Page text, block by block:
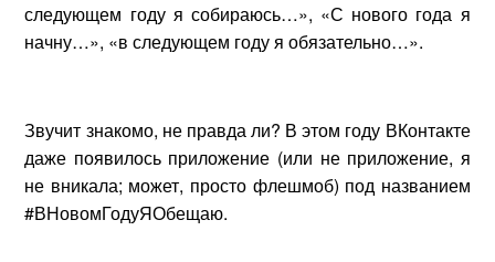
следующем году я собираюсь…», «С нового года я
начну…», «в следующем году я обязательно…».
Звучит знакомо, не правда ли? В этом году ВКонтакте
даже появилось приложение (или не приложение, я
не вникала; может, просто флешмоб) под названием
#ВНовомГодуЯОбещаю.